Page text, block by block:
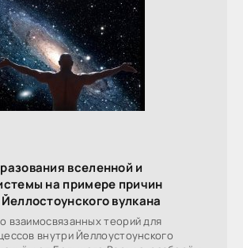
вселенной и
на примере причин
вулкана
взаимосвязанных теорий для
внутри Йеллоустоунского